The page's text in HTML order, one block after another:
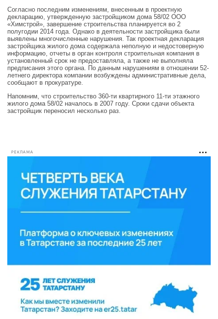
Согласно последним изменениям, внесенным в проектную
декларацию, утвержденную застройщиком дома 58/02 ООО
«Химстрой», завершение строительства планируется во 2
полугодии 2014 года. Однако в деятельности застройщика были
выявлены многочисленные нарушения. Так проектная декларация
застройщика жилого дома содержала неполную и недостоверную
информацию, отчеты в орган контроля строительная компания в
установленный срок не предоставляла, а также не выполняла
предписания этого органа. По данным нарушениям в отношении 52-
летнего директора компании возбуждены административные дела,
сообщают в прокуратуре.
Напомним, что строительство 360-ти квартирного 11-ти этажного
жилого дома 58/02 началось в 2007 году. Сроки сдачи объекта
застройщик переносил несколько раз.
РЕКЛАМА